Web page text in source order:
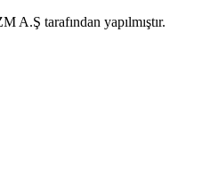
tarafından yapılmıştır.